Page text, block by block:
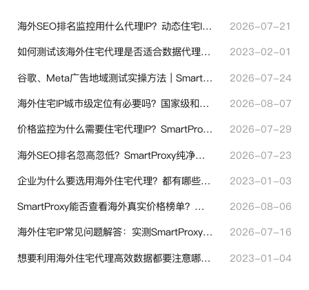
海外SEO排名监控用什么代理IP？动态住宅IP与静态住宅IP怎么选
2026-07-21
如何测试该海外住宅代理是否适合数据代理使用？
2023-02-01
谷歌、Meta广告地域测试实操方法｜SmartProxy落地优化指南
2026-07-24
海外住宅IP城市级定位有必要吗？国家级和城市级代理IP区别对比
2026-08-07
价格监控为什么需要住宅代理IP？SmartProxy助力跨境商家实现全球竞品数据采集
2026-07-29
海外SEO排名忽高忽低？SmartProxy纯净住宅IP助力站点权重稳定
2026-07-23
企业为什么要选用海外住宅代理？都有哪些帮助？
2023-01-03
SmartProxy能否查看海外真实价格榜单？跨境选品代理IP实用解读
2026-08-06
海外住宅IP常见问题解答：实测SmartProxy使用经验分享
2026-07-16
想要利用海外住宅代理高效数据都要注意哪些地方？
2023-01-04